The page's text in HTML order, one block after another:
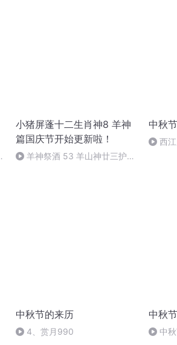
小猪屏蓬十二生肖神8 羊神
篇国庆节开始更新啦！
羊神祭酒 53 羊山神廿三护祭
中秋
西
中秋节的来历
4、赏月990
中秋
中